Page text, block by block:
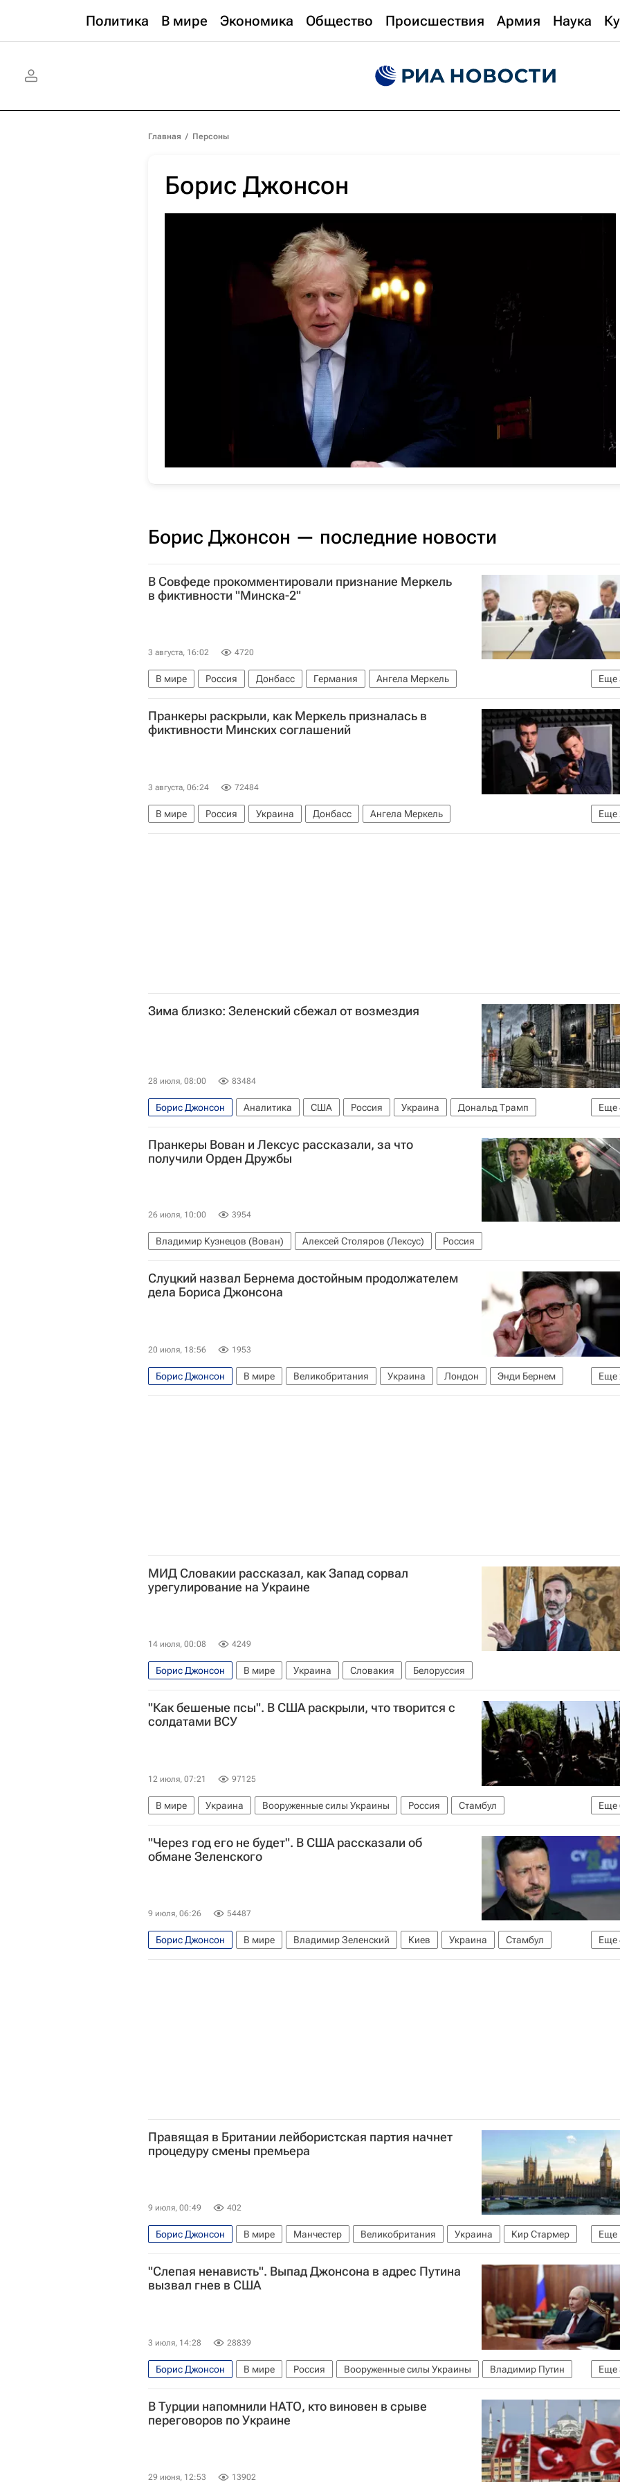
Политика В мире Экономика Общество Происшествия Армия Наука
Главная / Персоны
Борис Джонсон
Борис Джонсон — последние новости
В Совфеде прокомментировали признание Меркель
в фиктивности "Минска-2"
3 августа, 16:02 4720
Еще
В мире Россия Донбасс Германия
Ангела Меркель
Владимир Кузнецов (Вован)
Алексей Столяров (Лексус) Совет Федерации РФ
Пранкеры раскрыли, как Меркель призналась в
фиктивности Минских соглашений
3 августа, 06:24 72484
Еще
В мире Россия Украина Донбасс
Ангела Меркель
Владимир Кузнецов (Вован)
Алексей Столяров (Лексус)
Зима близко: Зеленский сбежал от возмездия
28 июля, 08:00 83484
Еще
Борис Джонсон Аналитика США Россия Украина
Дональд Трамп
Вооруженные силы Украины
НАТО GPS Волынская резня
Пранкеры Вован и Лексус рассказали, за что
получили Орден Дружбы
26 июля, 10:00 3954
Владимир Кузнецов (Вован) Алексей Столяров (Лексус) Россия
Слуцкий назвал Бернема достойным продолжателем
дела Бориса Джонсона
20 июля, 18:56 1953
Еще
Борис Джонсон В мире Великобритания Украина Лондон
Энди Бернем
Леонид Слуцкий (политик)
Госдума РФ
МИД Словакии рассказал, как Запад сорвал
урегулирование на Украине
14 июля, 00:08 4249
Борис Джонсон В мире Украина Словакия Белоруссия
"Как бешеные псы". В США раскрыли, что творится с
солдатами ВСУ
12 июля, 07:21 97125
Еще
В мире Украина Вооруженные силы Украины Россия
Стамбул
Джон Миршаймер
Владимир Путин Мария Захарова
Чикагский университет
Евросоюз
Специальная военная операция на Украине
"Через год его не будет". В США рассказали об
обмане Зеленского
9 июля, 06:26 54487
Еще
Борис Джонсон В мире Владимир Зеленский Киев Украина
Стамбул
Давид Арахамия
Министерство обороны США
Верховная Рада Украины
Правящая в Британии лейбористская партия начнет
процедуру смены премьера
9 июля, 00:49 402
Еще
Борис Джонсон В мире Манчестер Великобритания Украина
Кир Стармер
Тони Блэр
"Слепая ненависть". Выпад Джонсона в адрес Путина
вызвал гнев в США
3 июля, 14:28 28839
Еще
Борис Джонсон В мире Россия Вооруженные силы Украины
Владимир Путин
Украина
Киев Дэниел Дэвис
В Турции напомнили НАТО, кто виновен в срыве
переговоров по Украине
29 июня, 12:53 13902